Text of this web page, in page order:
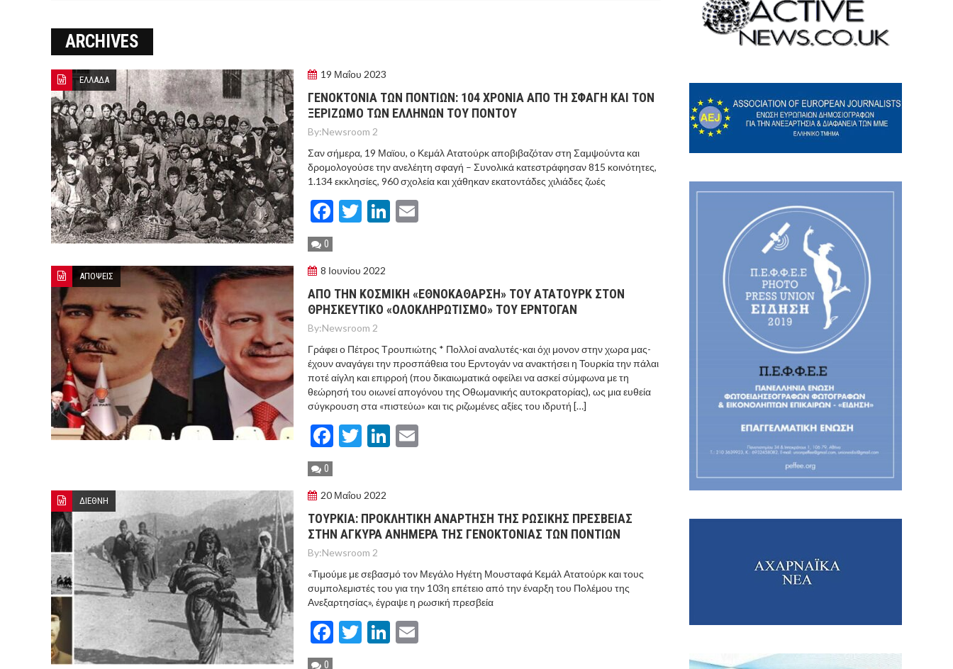
ARCHIVES
ΕΛΛΑΔΑ 19 Μαΐου 2023
ΓΕΝΟΚΤΟΝΙΑ ΤΩΝ ΠΟΝΤΙΩΝ: 104 ΧΡΟΝΙΑ ΑΠΟ ΤΗ ΣΦΑΓΗ ΚΑΙ ΤΟΝ
ΞΕΡΙΖΩΜΟ ΤΩΝ ΕΛΛΗΝΩΝ ΤΟΥ ΠΟΝΤΟΥ
By:Newsroom 2
Σαν σήμερα, 19 Μαϊου, ο Κεμάλ Ατατούρκ αποβιβαζόταν στη Σαμψούντα και
δρομολογούσε την ανελέητη σφαγή – Συνολικά κατεστράφησαν 815 κοινότητες,
1.134 εκκλησίες, 960 σχολεία και χάθηκαν εκατοντάδες χιλιάδες ζωές
Facebook
TwitterLinkedIn
0
ΑΠΟΨΕΙΣ 8 Ιουνίου 2022
ΑΠΟ ΤΗΝ ΚΟΣΜΙΚΗ «ΕΘΝΟΚΑΘΑΡΣΗ» ΤΟΥ ΑΤΑΤΟΥΡΚ ΣΤΟΝ
ΘΡΗΣΚΕΥΤΙΚΟ «ΟΛΟΚΛΗΡΩΤΙΣΜΟ» ΤΟΥ ΕΡΝΤΟΓΑΝ
By:Newsroom 2
Γράφει ο Πέτρος Τρουπιώτης * Πολλοί αναλυτές-και όχι μονον στην χωρα μας-
έχουν αναγάγει την προσπάθεια του Ερντογάν να ανακτήσει η Τουρκία την πάλαι
ποτέ αίγλη και επιρροή (που δικαιωματικά οφείλει να ασκεί σύμφωνα με τη
θεώρησή του οιωνεί απογόνου της Οθωμανικής αυτοκρατορίας), ως μια ευθεία
σύγκρουση στα «πιστεύω» και τις ριζωμένες αξίες του ιδρυτή […]
Facebook
TwitterLinkedIn
0
ΔΙΕΘΝΗ 20 Μαΐου 2022
ΤΟΥΡΚΙΑ: ΠΡΟΚΛΗΤΙΚΗ ΑΝΑΡΤΗΣΗ ΤΗΣ ΡΩΣΙΚΗΣ ΠΡΕΣΒΕΙΑΣ
ΣΤΗΝ AΓΚΥΡΑ ΑΝΗΜΕΡΑ ΤΗΣ ΓΕΝΟΚΤΟΝΙΑΣ ΤΩΝ ΠΟΝΤΙΩΝ
By:Newsroom 2
«Τιμούμε με σεβασμό τον Μεγάλο Ηγέτη Μουσταφά Κεμάλ Ατατούρκ και τους
συμπολεμιστές του για την 103η επέτειο από την έναρξη του Πολέμου της
Ανεξαρτησίας», έγραψε η ρωσική πρεσβεία
Facebook
TwitterLinkedIn
0